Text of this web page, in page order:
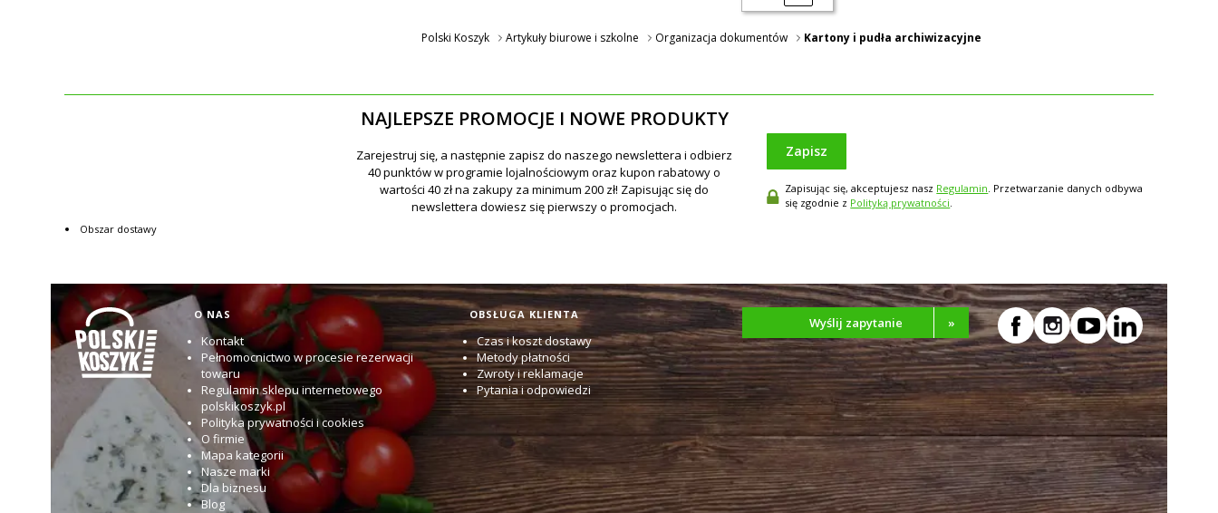
Polski Koszyk Artykuły biurowe i szkolne Organizacja dokumentów Kartony i pudła archiwizacyjne
NAJLEPSZE PROMOCJE I NOWE PRODUKTY
Zapisz
Zapisując się, akceptujesz nasz Regulamin. Przetwarzanie danych odbywa
się zgodnie z Polityką prywatności.
Obszar dostawy
Linki w stopce
O NAS
Kontakt
Pełnomocnictwo w procesie rezerwacji
towaru
Regulamin sklepu internetowego
polskikoszyk.pl
Polityka prywatności i cookies
O firmie
Mapa kategorii
Nasze marki
Dla biznesu
Blog
OBSŁUGA KLIENTA
Czas i koszt dostawy
Metody płatności
Zwroty i reklamacje
Pytania i odpowiedzi
Wyślij zapytanie »